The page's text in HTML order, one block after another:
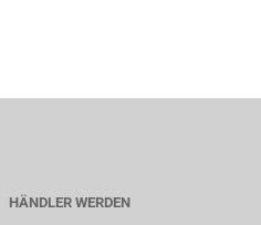
HÄNDLER WERDEN